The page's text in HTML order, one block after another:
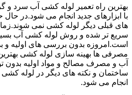
بهترین راه تعمیر لوله کشی آب سرد
با ابزارهای جدید انجام می شود.در
های قبلی دیگر لوله کشی نمی
سریع تر شده و روش لوله کشی آب
است.امروزه بدون بررسی های اولیه و
مصرفی ها بهینه سازی لوله کشی
آب و مصرف مصالح و مواد اولیه بدون
ساختمان و نکته های دیگر در لوله
انجام می شود.